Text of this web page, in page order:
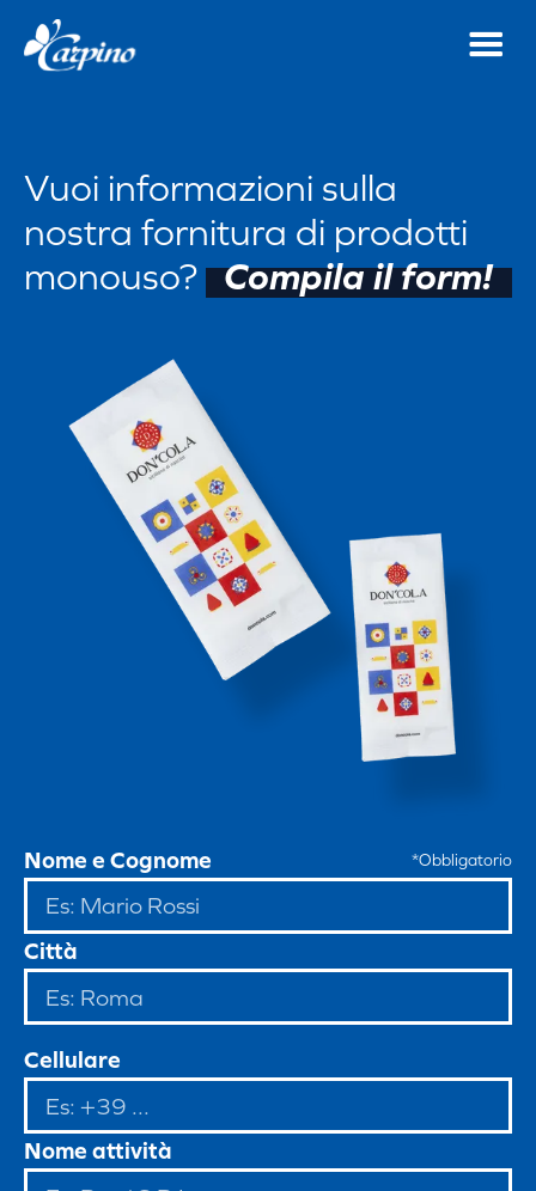
Vuoi informazioni sulla
nostra fornitura di prodotti
monouso?
Compila il form!
Nome e Cognome *Obbligatorio
Città
Cellulare
Nome attività